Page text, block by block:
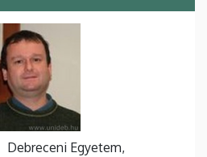
Debreceni Egyetem,